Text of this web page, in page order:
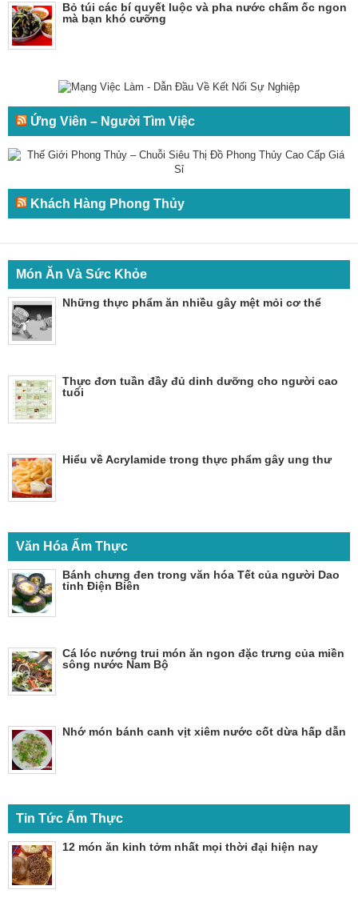
Bỏ túi các bí quyết luộc và pha nước chấm ốc ngon
mà bạn khó cưỡng
Ứng Viên – Người Tìm Việc
Khách Hàng Phong Thủy
Món Ăn Và Sức Khỏe
Những thực phẩm ăn nhiều gây mệt mỏi cơ thể
Thực đơn tuần đầy đủ dinh dưỡng cho người cao
tuổi
Hiểu về Acrylamide trong thực phẩm gây ung thư
Văn Hóa Ẩm Thực
Bánh chưng đen trong văn hóa Tết của người Dao
tỉnh Điện Biên
Cá lóc nướng trui món ăn ngon đặc trưng của miền
sông nước Nam Bộ
Nhớ món bánh canh vịt xiêm nước cốt dừa hấp dẫn
Tin Tức Ẩm Thực
12 món ăn kinh tởm nhất mọi thời đại hiện nay